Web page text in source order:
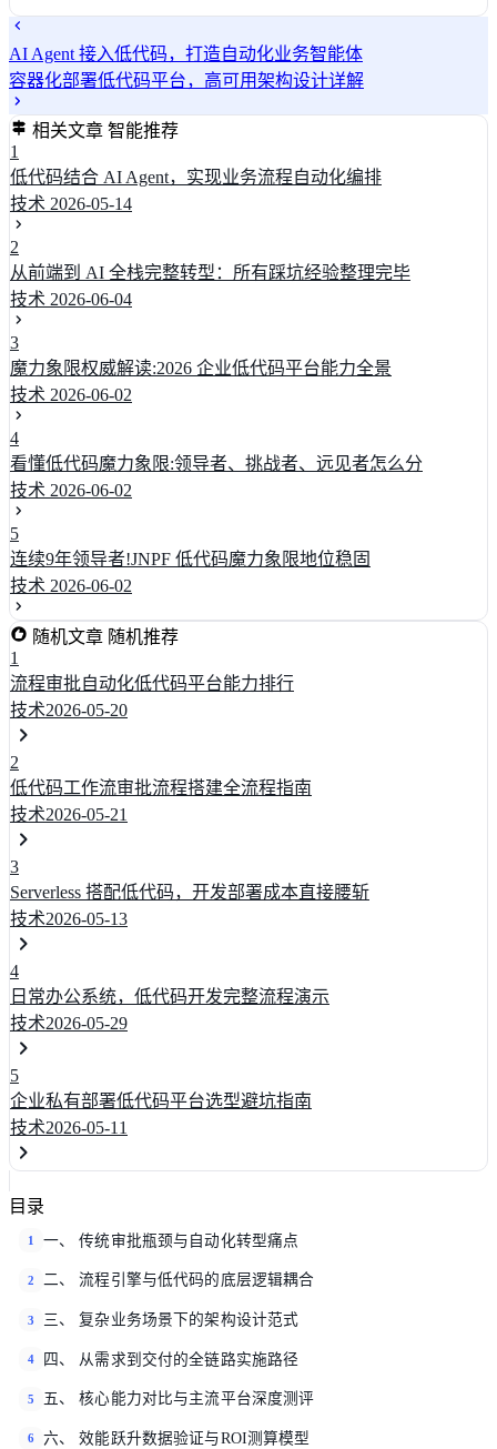
AI Agent 接入低代码，打造自动化业务智能体
容器化部署低代码平台，高可用架构设计详解
相关文章 智能推荐
1
低代码结合 AI Agent，实现业务流程自动化编排
技术 2026-05-14
2
从前端到 AI 全栈完整转型：所有踩坑经验整理完毕
技术 2026-06-04
3
魔力象限权威解读:2026 企业低代码平台能力全景
技术 2026-06-02
4
看懂低代码魔力象限:领导者、挑战者、远见者怎么分
技术 2026-06-02
5
连续9年领导者!JNPF 低代码魔力象限地位稳固
技术 2026-06-02
随机文章 随机推荐
1
流程审批自动化低代码平台能力排行
技术2026-05-20
2
低代码工作流审批流程搭建全流程指南
技术2026-05-21
3
Serverless 搭配低代码，开发部署成本直接腰斩
技术2026-05-13
4
日常办公系统，低代码开发完整流程演示
技术2026-05-29
5
企业私有部署低代码平台选型避坑指南
技术2026-05-11
目录
1 一、 传统审批瓶颈与自动化转型痛点
2 二、 流程引擎与低代码的底层逻辑耦合
3 三、 复杂业务场景下的架构设计范式
4 四、 从需求到交付的全链路实施路径
5 五、 核心能力对比与主流平台深度测评
6 六、 效能跃升数据验证与ROI测算模型